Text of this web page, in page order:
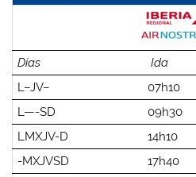
Días Ida
L–JV–
07h10
L—-SD
09h30
LMXJV-D
14h10
-MXJVSD
17h40